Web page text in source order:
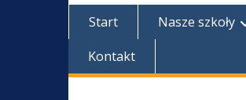
Start Nasze szkoły
Kontakt